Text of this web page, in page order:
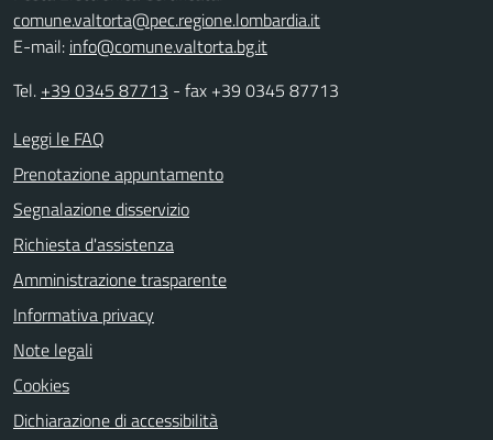
comune.valtorta@pec.regione.lombardia.it
E-mail: info@comune.valtorta.bg.it
Tel. +39 0345 87713 - fax +39 0345 87713
Leggi le FAQ
Prenotazione appuntamento
Segnalazione disservizio
Richiesta d'assistenza
Amministrazione trasparente
Informativa privacy
Note legali
Cookies
Dichiarazione di accessibilità